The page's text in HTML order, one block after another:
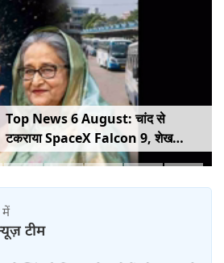
Top News 6 August: चांद से
टकराया SpaceX Falcon 9, शेख
हसीना की घर वापसी का ऐलान, MP में बस
टीम